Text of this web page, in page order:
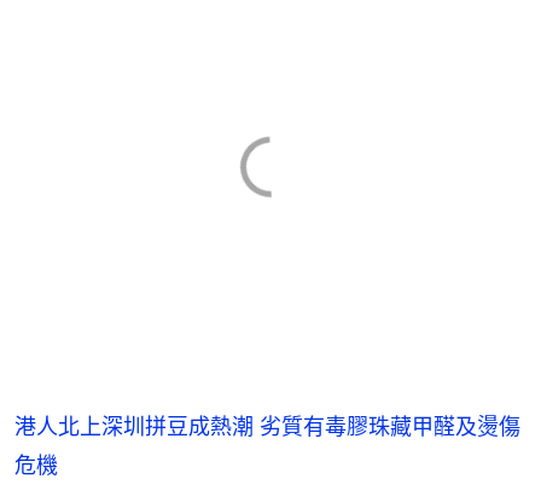
港人北上深圳拼豆成熱潮 劣質有毒膠珠藏甲醛及燙傷
危機